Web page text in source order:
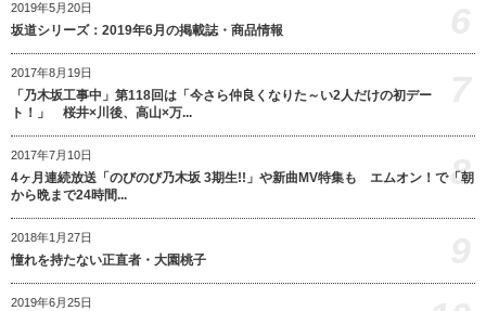
2019年5月20日
坂道シリーズ：2019年6月の掲載誌・商品情報
2017年8月19日
「乃木坂工事中」第118回は「今さら仲良くなりた～い2人だけの初デー
ト！」 桜井×川後、高山×万...
2017年7月10日
4ヶ月連続放送「のびのび乃木坂 3期生!!」や新曲MV特集も エムオン！で「朝
から晩まで24時間...
8
2018年1月27日
憧れを持たない正直者・大園桃子
2019年6月25日